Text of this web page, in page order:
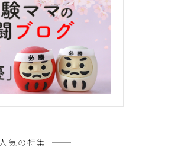
人気の特集